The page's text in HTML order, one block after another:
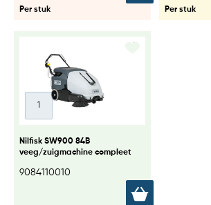
Per stuk Per stuk
Nilfisk SW900 84B
veeg/zuigmachine compleet
9084110010